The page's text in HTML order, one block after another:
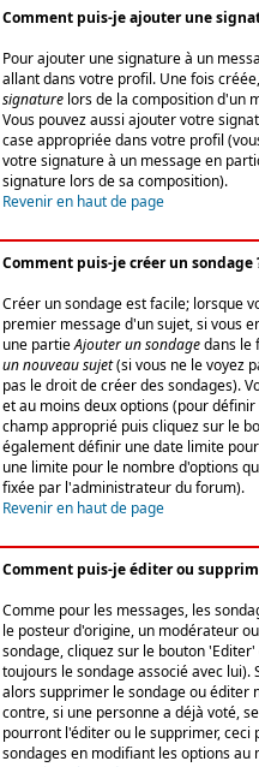
Comment puis-je ajouter une
Pour ajouter une signature à un
allant dans votre profil. Une fois
signature lors de la composition d'un
Vous pouvez aussi ajouter votre
case appropriée dans votre profil
votre signature à un message en
signature lors de sa composition).
Revenir en haut de page
Comment puis-je créer un sondage
Créer un sondage est facile; lorsque
premier message d'un sujet, si vous
une partieAjouter un sondagedans le
un nouveau sujet(si vous ne le voyez
pas le droit de créer des sondages).
et au moins deux options (pour
champ approprié puis cliquez sur le
également définir une date limite
une limite pour le nombre d'options
fixée par l'administrateur du forum).
Revenir en haut de page
Comment puis-je éditer ou
Comme pour les messages, les
le posteur d'origine, un modérateur
sondage, cliquez sur le bouton
toujours le sondage associé avec
alors supprimer le sondage ou éditer
contre, si une personne a déjà voté,
pourront l'éditer ou le supprimer,
sondages en modifiant les options au